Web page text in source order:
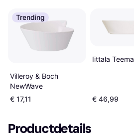
Trending
Villeroy & Boch
NewWave
€ 17,11
Iittala Teema
€ 46,99
Productdetails